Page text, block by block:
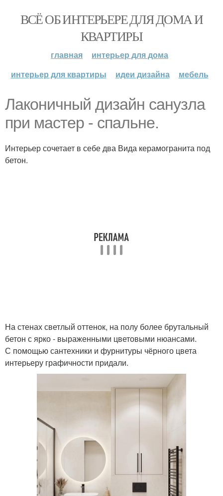
ВСЁ ОБ ИНТЕРЬЕРЕ ДЛЯ ДОМА И
КВАРТИРЫ
главная
интерьер для дома
интерьер для квартиры
идеи дизайна мебель
Лаконичный дизайн санузла
при мастер - спальне.
Интерьер сочетает в себе два Вида керамогранита под
бетон.
На стенах светлый оттенок, на полу более брутальный
бетон с ярко - выраженными цветовыми нюансами.
С помощью сантехники и фурнитуры чёрного цвета
интерьеру графичности придали.